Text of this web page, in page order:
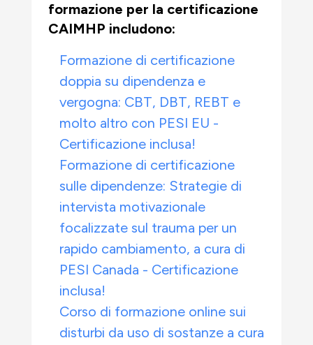
formazione per la certificazione
CAIMHP includono:
Formazione di certificazione
doppia su dipendenza e
vergogna: CBT, DBT, REBT e
molto altro con PESI EU -
Certificazione inclusa!
Formazione di certificazione
sulle dipendenze: Strategie di
intervista motivazionale
focalizzate sul trauma per un
rapido cambiamento, a cura di
PESI Canada - Certificazione
inclusa!
Corso di formazione online sui
disturbi da uso di sostanze a cura